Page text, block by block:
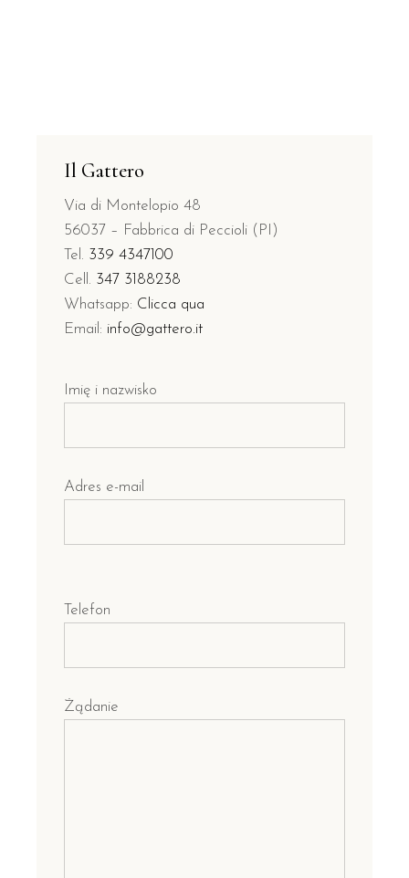
Il Gattero
Via di Montelopio 48
56037 – Fabbrica di Peccioli (PI)
Tel. 339 4347100
Cell. 347 3188238
Whatsapp: Clicca qua
Email: info@gattero.it
Imię i nazwisko
Adres e-mail
Telefon
Żądanie